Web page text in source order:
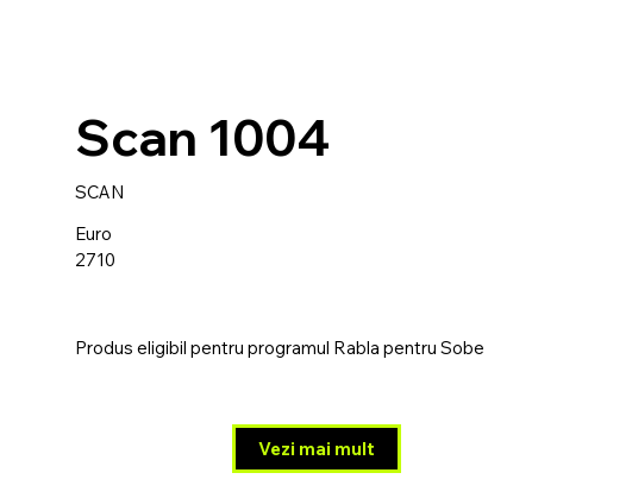
Scan 1004
SCAN
Vezi mai mult
Euro
2710
Produs eligibil pentru programul Rabla pentru Sobe